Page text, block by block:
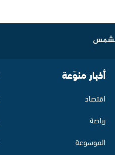
أخبار منوّعة
اقتصاد
رياضة
الموسوعة